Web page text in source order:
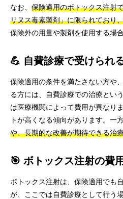
なお、 保険適用のボトックス注射
リヌス毒素製剤」に限られており
保険外の用量や製剤を使用する場
💪 自費診療で受けられ
保険適用の条件を満たさない方や
る方には、自費診療での治療とい
は医療機関によって費用が異なり
トが高くなる傾向があります。一方
や、長期的な改善が期待できる治
🎯 ボトックス注射の費
ボトックス注射は、保険適用でも
が、ここでは自費診療として行う